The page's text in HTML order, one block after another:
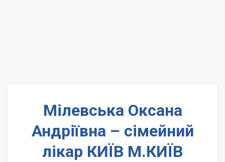
Мілевська Оксана
Андріївна – сімейний
лікар КИЇВ М.КИЇВ